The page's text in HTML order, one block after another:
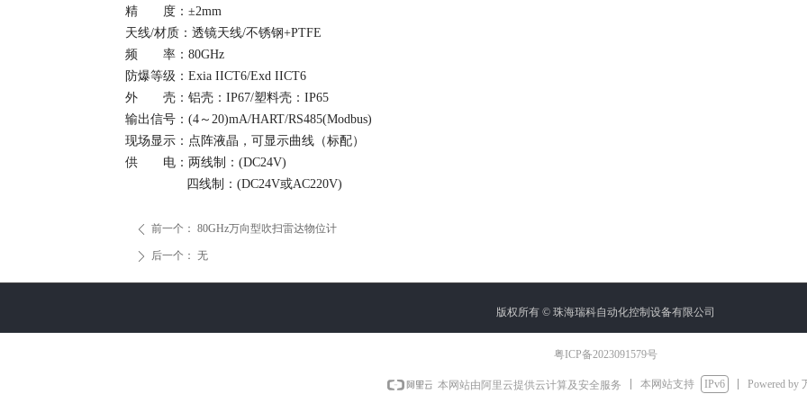
精 度：±2mm
天线/材质：透镜天线/不锈钢+PTFE
频 率：80GHz
防爆等级：Exia IICT6/Exd IICT6
外 壳：铝壳：IP67/塑料壳：IP65
输出信号：(4～20)mA/HART/RS485(Modbus)
现场显示：点阵液晶，可显示曲线（标配）
供 电：两线制：(DC24V)
四线制：(DC24V或AC220V)
ꄴ 前一个： 80GHz万向型吹扫雷达物位计
ꄲ 后一个： 无
版权所有 © 珠海瑞科自动化控制设备有限公司
粤ICP备2023091579号
本网站由阿里云提供云计算及安全服务 本网站支持 IPv6 Powered by